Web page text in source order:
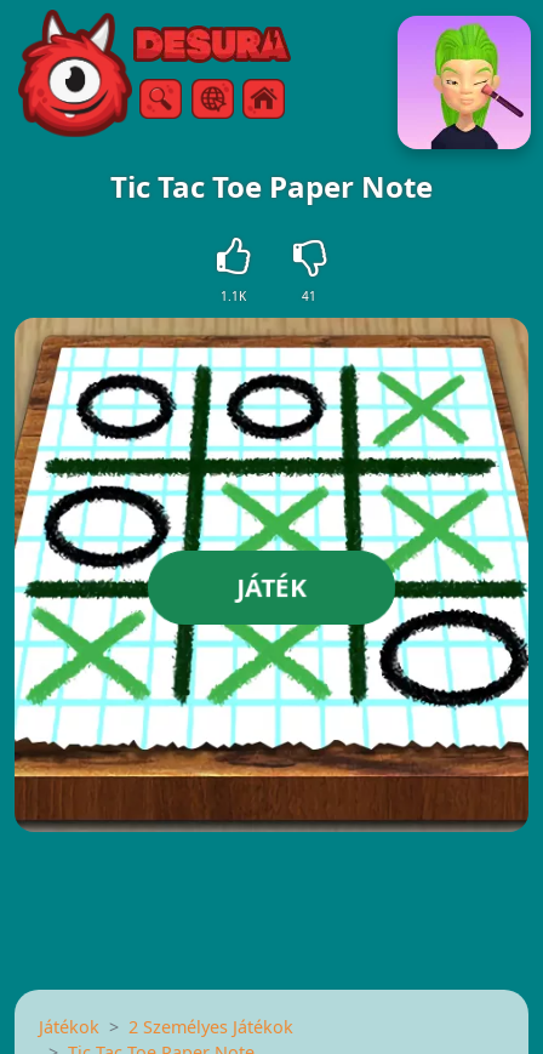
Free Online Games
KeresésMenü
Tic Tac Toe Paper Note
1.1K 41
JÁTÉK
Játékok
2 Személyes Játékok